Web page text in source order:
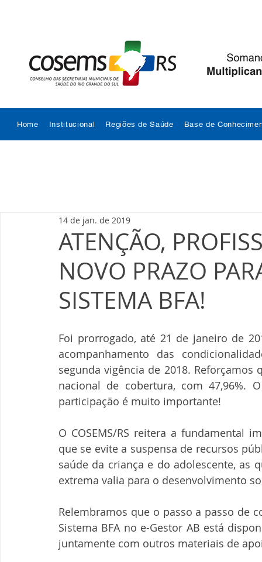
Home Institucional Regiões de Saúde Base de
ATENÇÃO,
NOVO PRAZO
SISTEMA BFA!
14 de jan. de 2019
Foi prorrogado, até 21 de janeiro de
acompanhamento das
segunda vigência de 2018.
nacional de cobertura, com 47,96%.
participação é muito importante!
O COSEMS/RS reitera a fundamental
que se evite a suspensa de recursos
saúde da criança e do adolescente, as
extrema valia para o desenvolvimento
Relembramos que o passo a passo de
Sistema BFA no e-Gestor AB está
juntamente com outros materiais de